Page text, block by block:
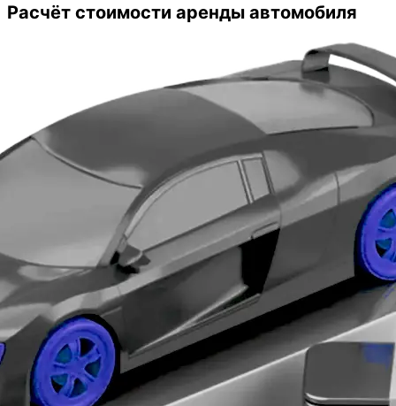
оказались очень даже выгодные.
Расчёт стоимости аренды автомобиля